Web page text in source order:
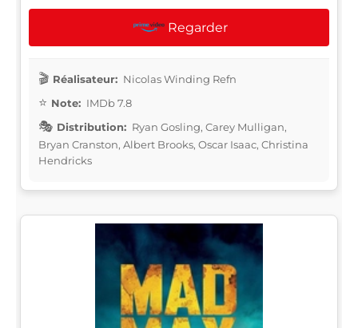
Regarder
Réalisateur: Nicolas Winding Refn
Note: IMDb 7.8
Distribution: Ryan Gosling, Carey Mulligan,
Bryan Cranston, Albert Brooks, Oscar Isaac, Christina
Hendricks